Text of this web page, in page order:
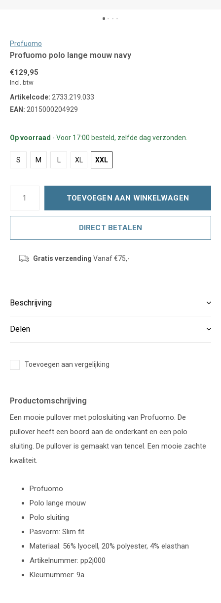
Profuomo
Profuomo polo lange mouw navy
€129,95
Incl. btw
Artikelcode: 2733.219.033
EAN: 2015000204929
Op voorraad - Voor 17:00 besteld, zelfde dag verzonden.
S M L XL XXL
TOEVOEGEN AAN WINKELWAGEN
DIRECT BETALEN
Gratis verzending Vanaf €75,-
Beschrijving
Delen
Toevoegen aan vergelijking
Productomschrijving
Een mooie pullover met polosluiting van Profuomo. De
pullover heeft een boord aan de onderkant en een polo
sluiting. De pullover is gemaakt van tencel. Een mooie zachte
kwaliteit.
Profuomo
Polo lange mouw
Polo sluiting
Pasvorm: Slim fit
Materiaal: 56% lyocell, 20% polyester, 4% elasthan
Artikelnummer: pp2j000
Kleurnummer: 9a